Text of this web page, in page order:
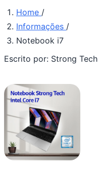
Home /
Informações /
Notebook i7
Escrito por: Strong Tech